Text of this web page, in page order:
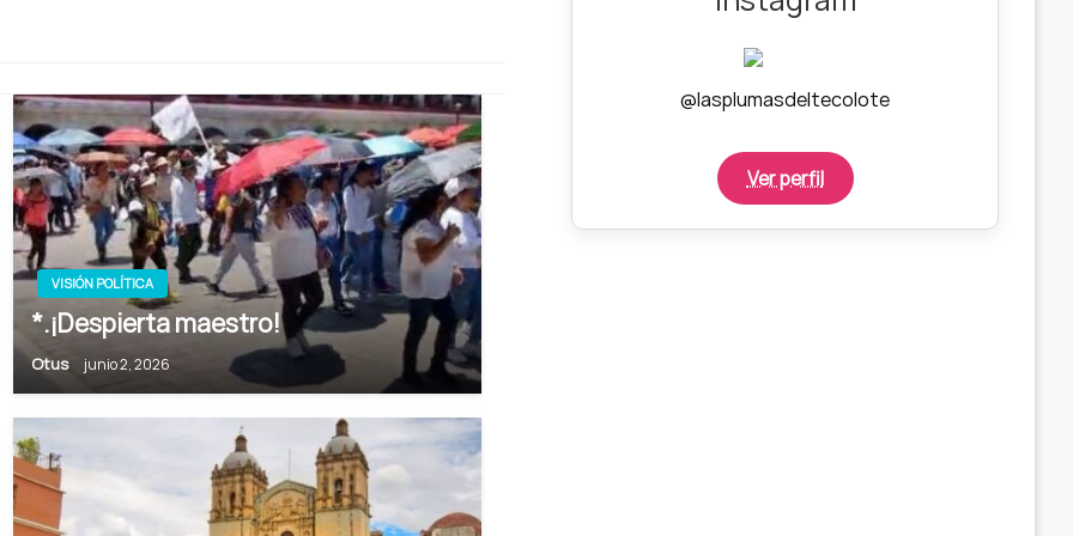
VISIÓN POLÍTICA
*.¡Despierta maestro!
Otus junio 2, 2026
@lasplumasdeltecolote
Ver perfil